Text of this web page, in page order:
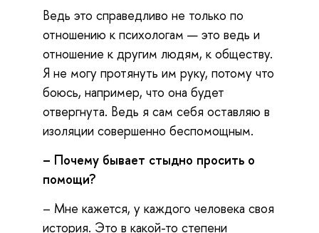
Ведь это справедливо не только по
отношению к психологам — это ведь и
отношение к другим людям, к обществу.
Я не могу протянуть им руку, потому что
боюсь, например, что она будет
отвергнута. Ведь я сам себя оставляю в
изоляции совершенно беспомощным.
– Почему бывает стыдно просить о
помощи?
– Мне кажется, у каждого человека своя
история. Это в какой-то степени